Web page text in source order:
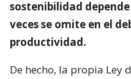
sostenibilidad
veces se omite en el
productividad.
De hecho, la propia Ley